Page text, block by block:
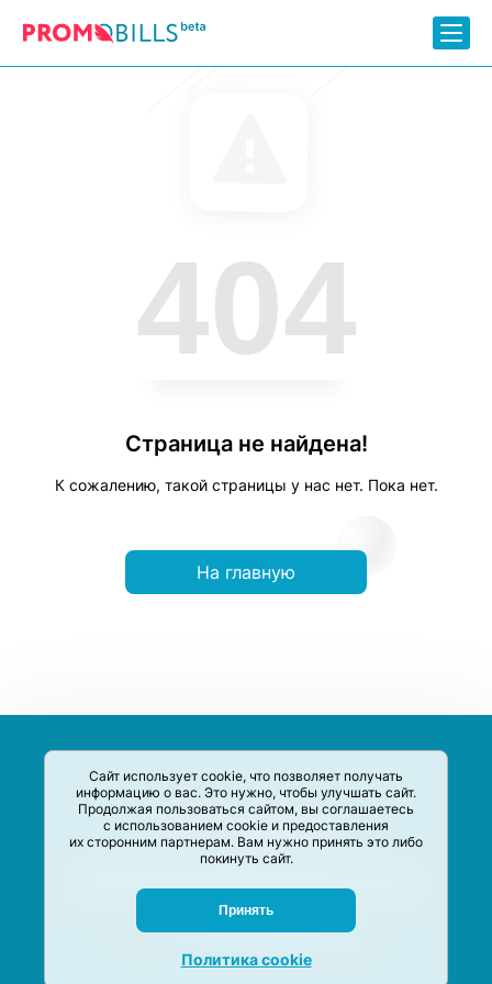
Сайт использует cookie, что позволяет получать
информацию о вас. Это нужно, чтобы улучшать сайт.
Продолжая пользоваться сайтом, вы соглашаетесь
с использованием cookie и предоставления
их сторонним партнерам. Вам нужно принять это либо
покинуть сайт.
Принять
Политика cookie
404
Страница не найдена!
К сожалению, такой страницы у нас нет. Пока нет.
На главную
систематизации акций и скидок на товары и услуги в РФ
Задать вопрос
© M-Social production 2020 –2026